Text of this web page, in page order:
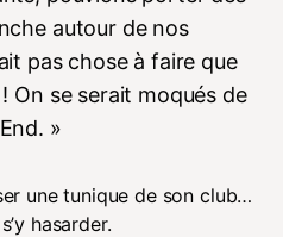
autour de nos
pas chose à faire que
On se serait moqués de
»
une tunique de son club…
hasarder.